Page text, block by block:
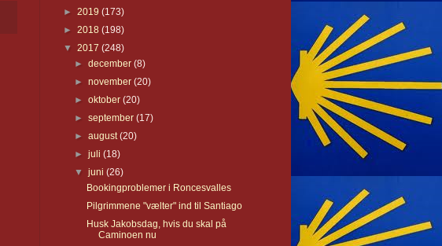
► 2019 (173)
► 2018 (198)
▼ 2017 (248)
►december(8)
►november(20)
►oktober(20)
►september(17)
►august(20)
►juli(18)
▼juni(26)
Bookingproblemer i Roncesvalles
Pilgrimmene "vælter" ind til Santiago
Husk Jakobsdag, hvis du skal på
Caminoen nu